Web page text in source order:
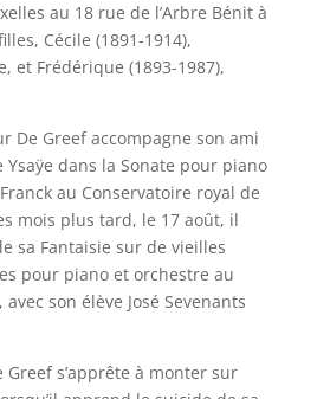
au 18 rue de l’Arbre Bénit à
Cécile (1891-1914),
et Frédérique (1893-1987),
De Greef accompagne son ami
Ysaÿe dans la Sonate pour piano
au Conservatoire royal de
mois plus tard, le 17 août, il
sa Fantaisie sur de vieilles
pour piano et orchestre au
avec son élève José Sevenants
Greef s’apprête à monter sur